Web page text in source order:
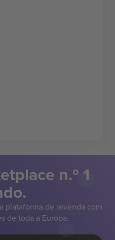
n.º 1
plataforma de revenda com
de toda a Europa.